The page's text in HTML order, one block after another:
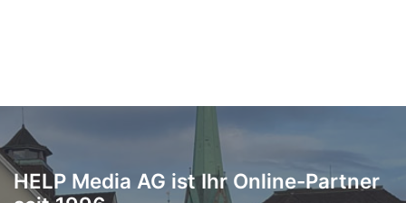
HELP Media AG ist Ihr Online-Partner